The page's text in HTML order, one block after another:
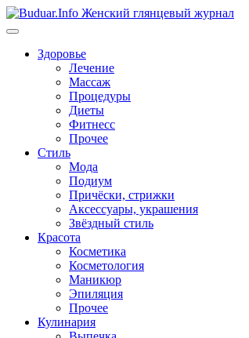
Перейти
к
Здоровье
Лечение
Массаж
Процедуры
Диеты
Фитнесс
Прочее
Стиль
Мода
Подиум
Причёски, стрижки
Аксессуары, украшения
Звёздный стиль
Красота
Косметика
Косметология
Маникюр
Эпиляция
Прочее
Кулинария